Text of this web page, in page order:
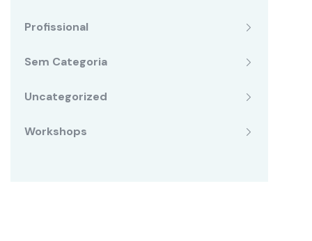
Profissional
Sem Categoria
Uncategorized
Workshops